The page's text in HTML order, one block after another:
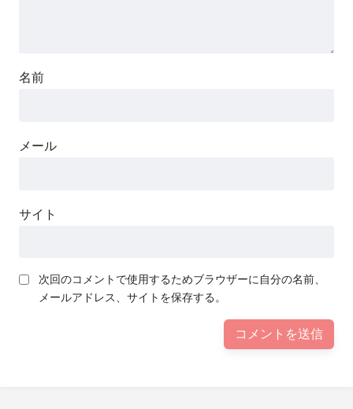
名前
メール
サイト
次回のコメントで使用するためブラウザーに自分の名前、
メールアドレス、サイトを保存する。